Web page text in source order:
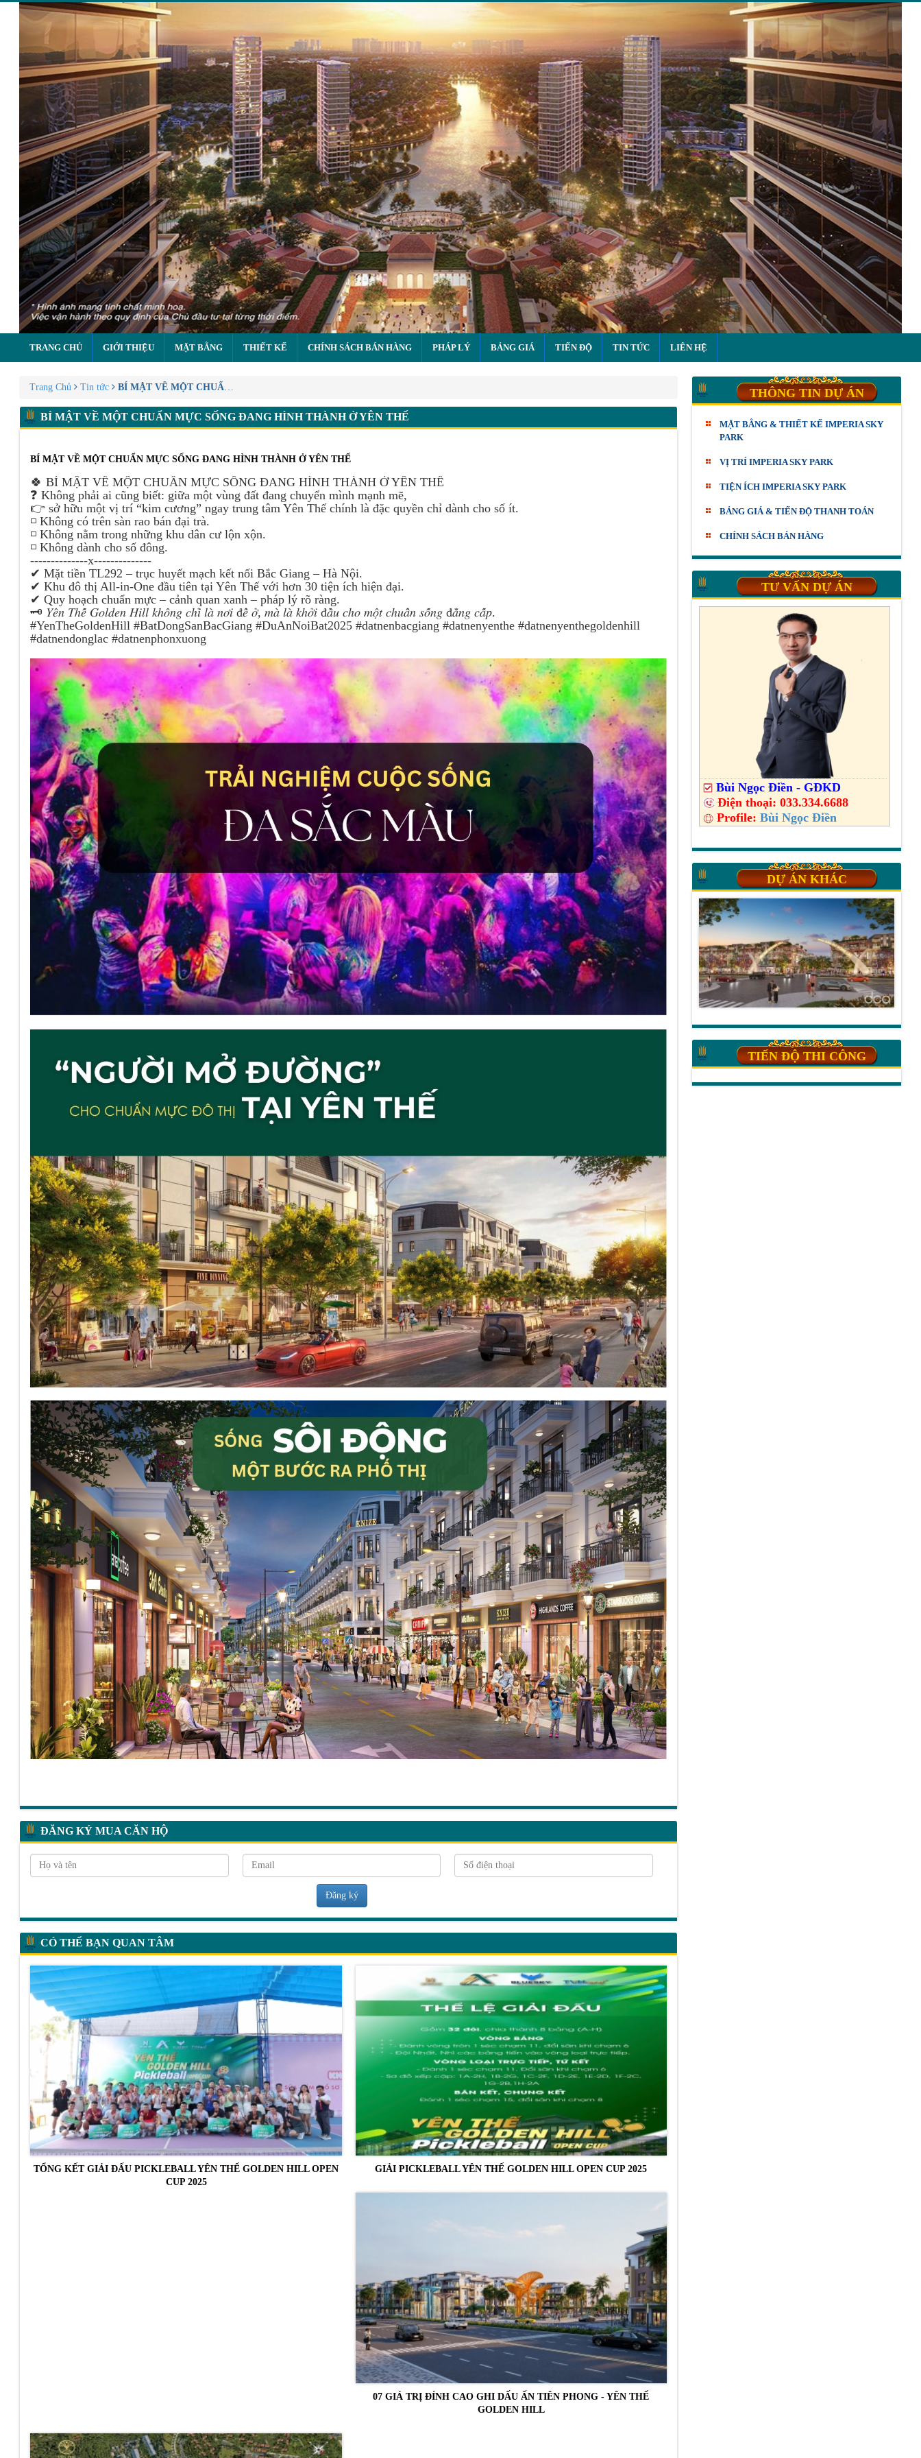
TRANG CHỦ GIỚI THIỆU MẶT BẰNG THIẾT KẾ CHÍNH SÁCH BÁN HÀNG PHÁP LÝ BẢNG GIÁ TIẾN ĐỘ TIN TỨC LIÊN HỆ
Trang Chủ Tin tức BÍ MẬT VỀ MỘT CHUẨN MỰC SỐNG ĐANG HÌNH THÀNH Ở YÊN THẾ
BÍ MẬT VỀ MỘT CHUẨN MỰC SỐNG ĐANG HÌNH THÀNH Ở YÊN THẾ
BÍ MẬT VỀ MỘT CHUẨN MỰC SỐNG ĐANG HÌNH THÀNH Ở YÊN THẾ
🍀 BÍ MẬT VỀ MỘT CHUẨN MỰC SỐNG ĐANG HÌNH THÀNH Ở YÊN THẾ
❓ Không phải ai cũng biết: giữa một vùng đất đang chuyển mình mạnh mẽ,
👉 sở hữu một vị trí “kim cương” ngay trung tâm Yên Thế chính là đặc quyền chỉ dành cho số ít.
◽ Không có trên sàn rao bán đại trà.
◽ Không nằm trong những khu dân cư lộn xộn.
◽ Không dành cho số đông.
--------------x--------------
✔ Mặt tiền TL292 – trục huyết mạch kết nối Bắc Giang – Hà Nội.
✔ Khu đô thị All-in-One đầu tiên tại Yên Thế với hơn 30 tiện ích hiện đại.
✔ Quy hoạch chuẩn mực – cảnh quan xanh – pháp lý rõ ràng.
🗝 𝑌𝑒̂𝑛 𝑇ℎ𝑒̂́ 𝐺𝑜𝑙𝑑𝑒𝑛 𝐻𝑖𝑙𝑙 𝑘ℎ𝑜̂𝑛𝑔 𝑐ℎ𝑖̉ 𝑙𝑎̀ 𝑛𝑜̛𝑖 đ𝑒̂̉ 𝑜̛̉, 𝑚𝑎̀ 𝑙𝑎̀ 𝑘ℎ𝑜̛̉𝑖 đ𝑎̂̀𝑢 𝑐ℎ𝑜 𝑚𝑜̣̂𝑡 𝑐ℎ𝑢𝑎̂̉𝑛 𝑠𝑜̂́𝑛𝑔 đ𝑎̆̉𝑛𝑔 𝑐𝑎̂́𝑝.
#YenTheGoldenHill #BatDongSanBacGiang #DuAnNoiBat2025 #datnenbacgiang #datnenyenthe #datnenyenthegoldenhill
#datnendonglac #datnenphonxuong
ĐĂNG KÝ MUA CĂN HỘ
Đăng ký
CÓ THỂ BẠN QUAN TÂM
TỔNG KẾT GIẢI ĐẤU PICKLEBALL YÊN THẾ GOLDEN HILL OPEN
CUP 2025
GIẢI PICKLEBALL YÊN THẾ GOLDEN HILL OPEN CUP 2025
07 GIÁ TRỊ ĐỈNH CAO GHI DẤU ẤN TIÊN PHONG - YÊN THẾ
GOLDEN HILL
THÔNG TIN DỰ ÁN
MẶT BẰNG & THIẾT KẾ IMPERIA SKY
PARK
VỊ TRÍ IMPERIA SKY PARK
TIỆN ÍCH IMPERIA SKY PARK
BẢNG GIÁ & TIẾN ĐỘ THANH TOÁN
CHÍNH SÁCH BÁN HÀNG
TƯ VẤN DỰ ÁN
Bùi Ngọc Điền - GĐKD
Điện thoại: 033.334.6688
Profile: Bùi Ngọc Điền
DỰ ÁN KHÁC
TIẾN ĐỘ THI CÔNG